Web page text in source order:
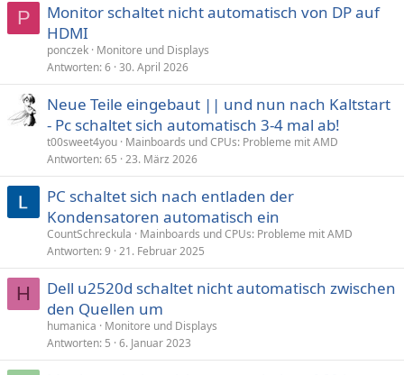
P
Monitor schaltet nicht automatisch von DP auf
HDMI
ponczek Monitore und Displays
Antworten 6 30. April 2026
Neue Teile eingebaut || und nun nach Kaltstart
- Pc schaltet sich automatisch 3-4 mal ab!
t00sweet4you Mainboards und CPUs: Probleme mit AMD
Antworten 65 23. März 2026
PC schaltet sich nach entladen der
Kondensatoren automatisch ein
CountSchreckula
Mainboards und CPUs: Probleme mit AMD
Antworten 9 21. Februar 2025
H
Dell u2520d schaltet nicht automatisch zwischen
den Quellen um
humanica
Monitore und Displays
Antworten 5 6. Januar 2023